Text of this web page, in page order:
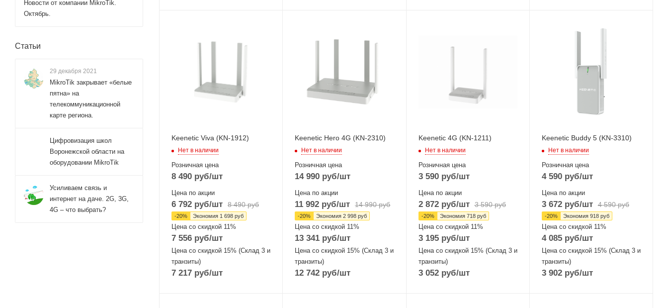
Два: 5 ГГц
802.11a/n/ac
Keenetic Viva (KN-1912)
Нет в наличии
Розничная цена
8 490 руб/шт
Цена по акции
6 792 руб/шт 8 490руб
-20% Экономия 1 698 руб
Цена со скидкой 11%
7 556 руб/шт
Цена со скидкой 15% (Склад 3 и
транзиты)
7 217 руб/шт
интерфейсы
5xGigabit
MIMO2x2 + 2,4 ГГЦ
802.11b/g/n
Keenetic Hero 4G (KN-2310)
Нет в наличии
Розничная цена
14 990 руб/шт
Цена по акции
11 992 руб/шт 14 990руб
-20% Экономия2 998 руб
Цена со скидкой 11%
13 341 руб/шт
Цена со скидкой 15% (Склад 3 и
транзиты)
12 742 руб/шт
интерфейсы
2.4 ГГц 802.11b/g/n
Keenetic 4G (KN-1211)
Нет в наличии
Розничная цена
3 590руб/шт
Цена по акции
2 872руб/шт 3 590руб
-20% Экономия 718руб
Цена со скидкой 11%
3 195руб/шт
Цена со скидкой 15% (Склад 3 и
транзиты)
3 052руб/шт
MIMO2x2 + 2,4 ГГЦ
MIMO2x2
Keenetic Buddy 5 (KN-3310)
Нет в наличии
Розничная цена
4 590руб/шт
Цена по акции
3 672руб/шт 4 590руб
-20% Экономия 918руб
Цена со скидкой 11%
4 085руб/шт
Цена со скидкой 15% (Склад 3 и
транзиты)
3 902руб/шт
Новости от компании MikroTik.
Октябрь.
Статьи
29 декабря 2021
MikroTik закрывает «белые
пятна» на
телекоммуникационной
карте региона.
Цифровизация школ
Воронежской области на
оборудовании MikroTik
Усиливаем связь и
интернет на даче. 2G, 3G,
4G – что выбрать?